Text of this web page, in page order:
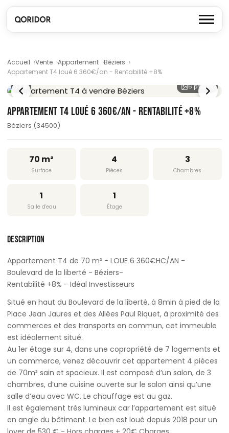
Accueil Vente Appartement
Béziers
Appartement T4 loué 6 360€/an - Rentabilité +8%
/ 6 6 photos
APPARTEMENT T4 LOUÉ 6 360€/AN - RENTABILITÉ +8%
Béziers (34500)
70 m²
Surface
4
Pièces
3
Chambres
1
Salle d'eau
1
Étage
DESCRIPTION
Appartement T4 de 70 m² - LOUE 6 360€HC/AN -
Boulevard de la liberté - Béziers-
Rentabilité +8% - Idéal Investisseurs
Situé en haut du Boulevard de la liberté, à 8min à pied de la
Place Jean Jaures et des Allées Paul Riquet, à proximité des
commerces et des transports en commun, cet immeuble
est idéalement situé.
Au 1er étage sur 4, dans une copropriété de 7 logements et
un commerce, venez découvrir cet appartement 4 pièces
de 70m² sain et spacieux. Il est composé d’un salon, de 3
chambres, d’une cuisine ouverte sur le salon ainsi qu’une
salle d’eau avec WC. Le chauffage est au gaz.
Il est également très lumineux car l’appartement est situé
en angle du bâtiment. Le bien est loué depuis 2018 pour un